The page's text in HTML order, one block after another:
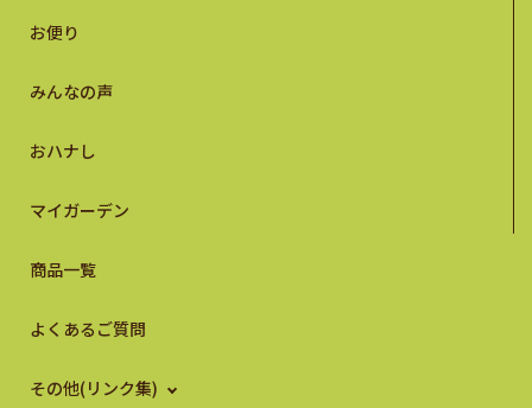
お便り
みんなの声
おハナし
マイガーデン
商品一覧
よくあるご質問
その他(リンク集)